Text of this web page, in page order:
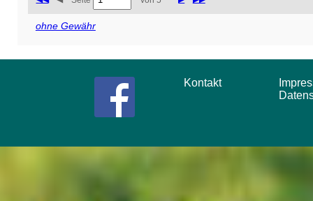
ohne Gewähr
Kontakt